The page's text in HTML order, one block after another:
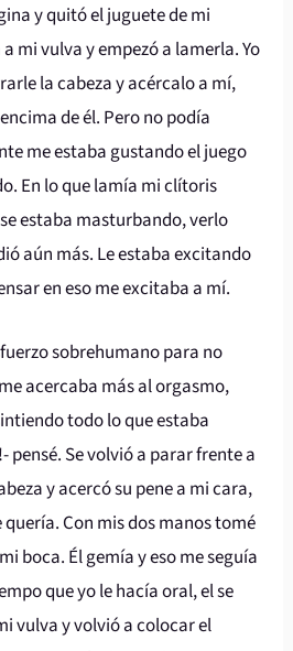
y quitó el juguete de mi
mi vulva y empezó a lamerla. Yo
la cabeza y acércalo a mí,
de él. Pero no podía
me estaba gustando el juego
En lo que lamía mi clítoris
estaba masturbando, verlo
aún más. Le estaba excitando
en eso me excitaba a mí.
sobrehumano para no
acercaba más al orgasmo,
todo lo que estaba
pensé. Se volvió a parar frente a
y acercó su pene a mi cara,
Con mis dos manos tomé
boca. Él gemía y eso me seguía
que yo le hacía oral, el se
vulva y volvió a colocar el